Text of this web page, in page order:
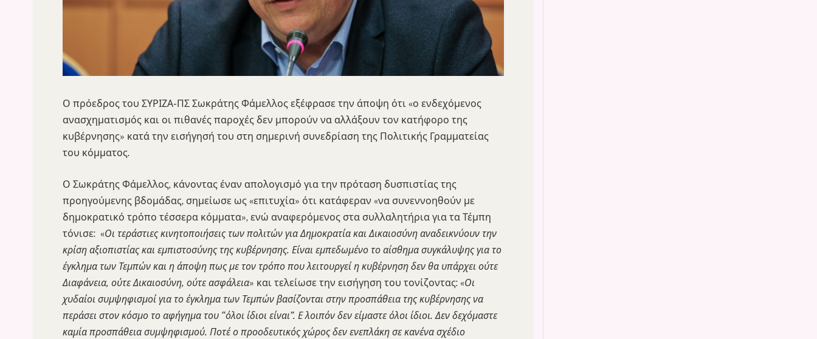
Ο πρόεδρος του ΣΥΡΙΖΑ-ΠΣ Σωκράτης Φάμελλος εξέφρασε την άποψη ότι «ο ενδεχόμενος
ανασχηματισμός και οι πιθανές παροχές δεν μπορούν να αλλάξουν τον κατήφορο της
κυβέρνησης» κατά την εισήγησή του στη σημερινή συνεδρίαση της Πολιτικής Γραμματείας
του κόμματος.
Ο Σωκράτης Φάμελλος, κάνοντας έναν απολογισμό για την πρόταση δυσπιστίας της
προηγούμενης βδομάδας, σημείωσε ως «επιτυχία» ότι κατάφεραν «να συνεννοηθούν με
δημοκρατικό τρόπο τέσσερα κόμματα», ενώ αναφερόμενος στα συλλαλητήρια για τα Τέμπη
τόνισε: «Οι τεράστιες κινητοποιήσεις των πολιτών για Δημοκρατία και Δικαιοσύνη αναδεικνύουν την
κρίση αξιοπιστίας και εμπιστοσύνης της κυβέρνησης. Είναι εμπεδωμένο το αίσθημα συγκάλυψης για το
έγκλημα των Τεμπών και η άποψη πως με τον τρόπο που λειτουργεί η κυβέρνηση δεν θα υπάρχει ούτε
Διαφάνεια, ούτε Δικαιοσύνη, ούτε ασφάλεια» και τελείωσε την εισήγηση του τονίζοντας: «Οι
χυδαίοι συμψηφισμοί για το έγκλημα των Τεμπών βασίζονται στην προσπάθεια της κυβέρνησης να
περάσει στον κόσμο το αφήγημα του “όλοι ίδιοι είναι”. Ε λοιπόν δεν είμαστε όλοι ίδιοι. Δεν δεχόμαστε
καμία προσπάθεια συμψηφισμού. Ποτέ ο προοδευτικός χώρος δεν ενεπλάκη σε κανένα σχέδιο